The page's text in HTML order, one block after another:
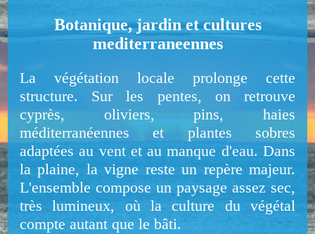
Botanique, jardin et cultures
mediterraneennes
La végétation locale prolonge cette
structure. Sur les pentes, on retrouve
cyprès, oliviers, pins, haies
méditerranéennes et plantes sobres
adaptées au vent et au manque d'eau. Dans
la plaine, la vigne reste un repère majeur.
L'ensemble compose un paysage assez sec,
très lumineux, où la culture du végétal
compte autant que le bâti.